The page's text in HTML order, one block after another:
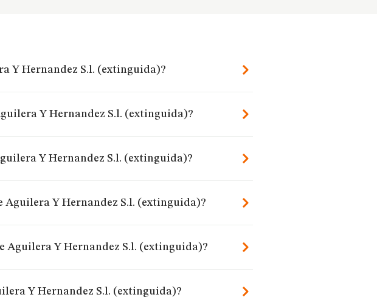
Y Hernandez S.l. (extinguida)?
Y Hernandez S.l. (extinguida)?
Y Hernandez S.l. (extinguida)?
Aguilera Y Hernandez S.l. (extinguida)?
Aguilera Y Hernandez S.l. (extinguida)?
Y Hernandez S.l. (extinguida)?